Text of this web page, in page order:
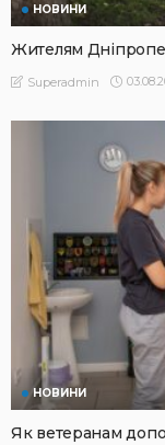
НОВИНИ
Жителям
Superadmin
НОВИНИ
Як ветеранам